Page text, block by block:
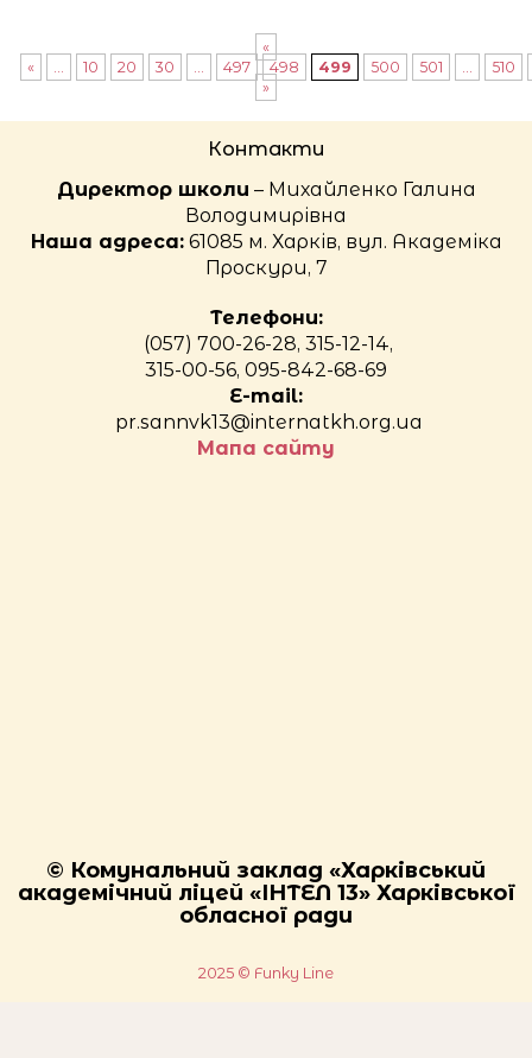
«
«
10 20 30 497 498 499 500 501
510
»
Контакти
Директор школи – Михайленко Галина
Володимирівна
Наша адреса:61085 м. Харків, вул. Академіка
Проскури, 7
Телефони:
(057) 700-26-28, 315-12-14,
315-00-56, 095-842-68-69
E-mail:
pr.sannvk13@internatkh.org.ua
Мапа сайту
© Комунальний заклад «Харківський
академічний ліцей «ІНТЕЛ 13» Харківської
обласної ради
2025 © Funky Line